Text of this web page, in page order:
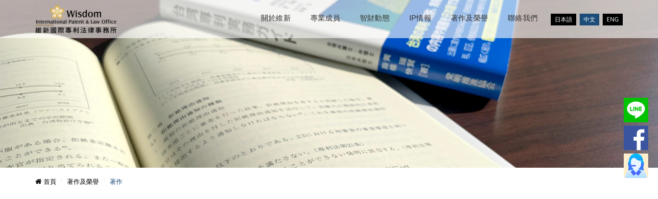
日本語 中文 ENG
關於維新 專業成員 智財動態 IP情報 著作及榮譽 聯絡我們
首頁 著作及榮譽 著作